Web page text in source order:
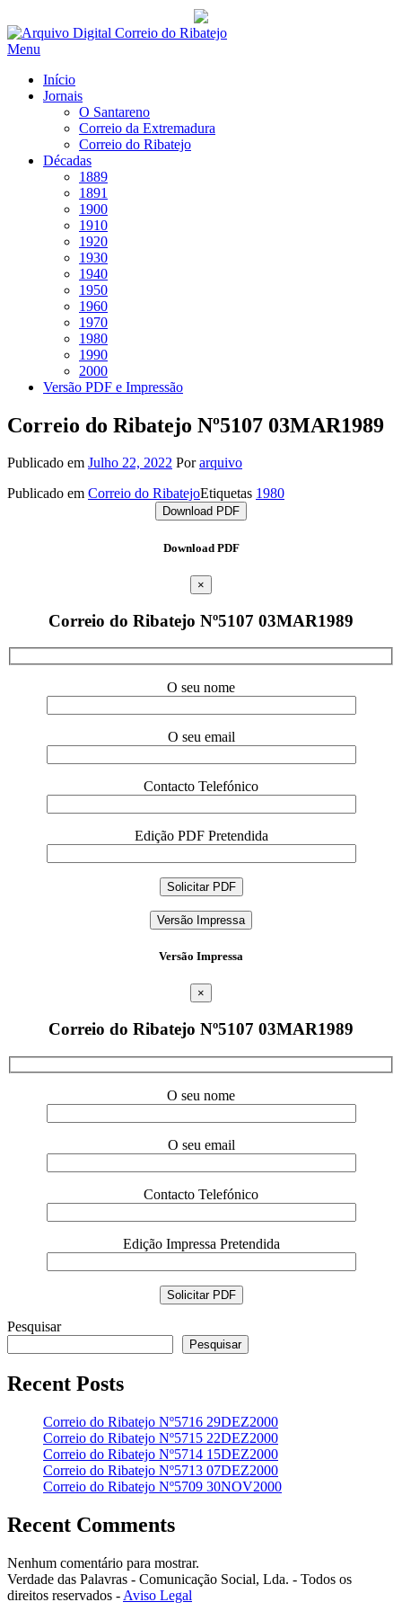
Saltar
para
Menu
Início
Jornais
O Santareno
Correio da Extremadura
Correio do Ribatejo
Décadas
1889
1891
1900
1910
1920
1930
1940
1950
1960
1970
1980
1990
2000
Versão PDF e Impressão
Correio do Ribatejo Nº5107 03MAR1989
Publicado em Julho 22, 2022 Porarquivo
Publicado em Correio do RibatejoEtiquetas 1980
Download PDF
Download PDF
×
Correio do Ribatejo Nº5107 03MAR1989
O seu nome
O seu email
Contacto Telefónico
Edição PDF Pretendida
Versão Impressa
Versão Impressa
×
Correio do Ribatejo Nº5107 03MAR1989
O seu nome
O seu email
Contacto Telefónico
Edição Impressa Pretendida
Pesquisar
Pesquisar
Recent Posts
Correio do Ribatejo Nº5716 29DEZ2000
Correio do Ribatejo Nº5715 22DEZ2000
Correio do Ribatejo Nº5714 15DEZ2000
Correio do Ribatejo Nº5713 07DEZ2000
Correio do Ribatejo Nº5709 30NOV2000
Recent Comments
Nenhum comentário para mostrar.
Verdade das Palavras - Comunicação Social, Lda. - Todos os
direitos reservados - Aviso Legal